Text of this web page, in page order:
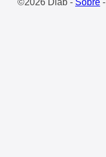
©2026 Dlab - Sobre-